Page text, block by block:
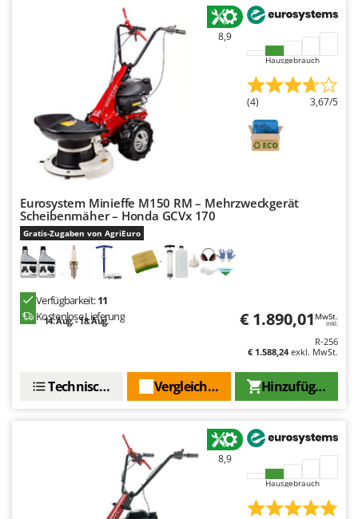
8,9
Hausgebrauch
(4) 3,67/5
Eurosystem Minieffe M150 RM – Mehrzweckgerät
Scheibenmäher – Honda GCVx 170
Gratis-Zugaben von AgriEuro
Verfügbarkeit:11
Kostenlose Lieferung
14. Aug. - 18. Aug. € 1.890,01 MwSt.
inkl.
R-256
€ 1.588,24exkl. MwSt.
Hinzufügen
Vergleichen Sie
Technische Daten
8,9
Hausgebrauch